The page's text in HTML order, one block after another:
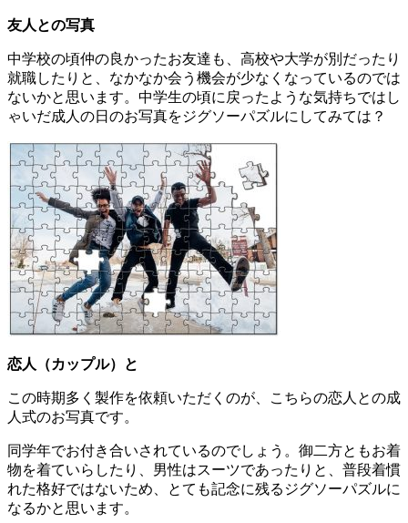
友人との写真
中学校の頃仲の良かったお友達も、高校や大学が別だったり
就職したりと、なかなか会う機会が少なくなっているのでは
ないかと思います。中学生の頃に戻ったような気持ちではし
ゃいだ成人の日のお写真をジグソーパズルにしてみては？
恋人（カップル）と
この時期多く製作を依頼いただくのが、こちらの恋人との成
人式のお写真です。
同学年でお付き合いされているのでしょう。御二方ともお着
物を着ていらしたり、男性はスーツであったりと、普段着慣
れた格好ではないため、とても記念に残るジグソーパズルに
なるかと思います。